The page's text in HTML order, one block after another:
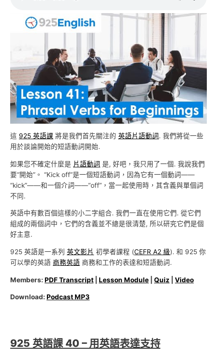
這 925 英語課 將是我們首先關注的英語片語動詞. 我們將從一些
用於談論開始的短語動詞開始.
如果您不確定什麼是 片語動詞 是, 好吧，我只用了一個. 我說我們
要“開始”。 “Kick off”是一個短語動詞，因為它有一個動詞——
“kick”——和一個介詞——“off”，當一起使用時，其含義與單個詞
不同.
英語中有數百個這樣的小二字組合. 我們一直在使用它們. 從它們
組成的兩個詞中，它們的含義並不總是很清楚, 所以研究它們是個
好主意.
925 英語是一系列英文影片 初學者課程 (CEFR A2 級). 和 925 你
可以學的英語商務英語 商務和工作的表達和短語動詞.
Members:PDF Transcript |Lesson Module |Quiz |Video
Download:Podcast MP3
925 英語課 40 – 用英語表達支持